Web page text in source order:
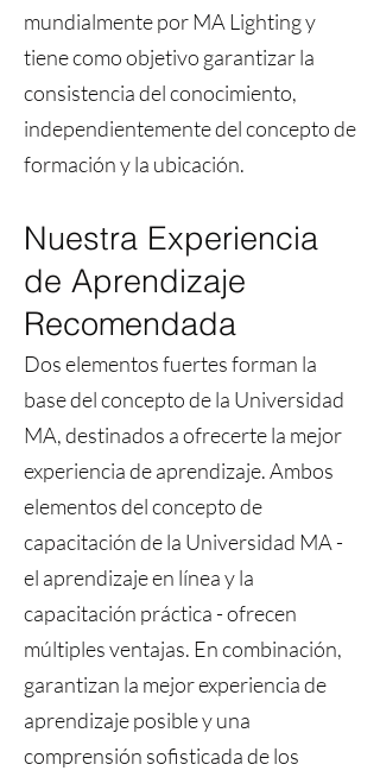
mundialmente por MA Lighting y
tiene como objetivo garantizar la
consistencia del conocimiento,
independientemente del concepto de
formación y la ubicación.
Nuestra Experiencia
de Aprendizaje
Recomendada
Dos elementos fuertes forman la
base del concepto de la Universidad
MA, destinados a ofrecerte la mejor
experiencia de aprendizaje. Ambos
elementos del concepto de
capacitación de la Universidad MA -
el aprendizaje en línea y la
capacitación práctica - ofrecen
múltiples ventajas. En combinación,
garantizan la mejor experiencia de
aprendizaje posible y una
comprensión sofisticada de los